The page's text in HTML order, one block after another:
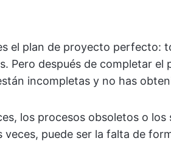
el plan de proyecto perfecto:
Pero después de completar
incompletas y no has
los procesos obsoletos o
veces, puede ser la falta de